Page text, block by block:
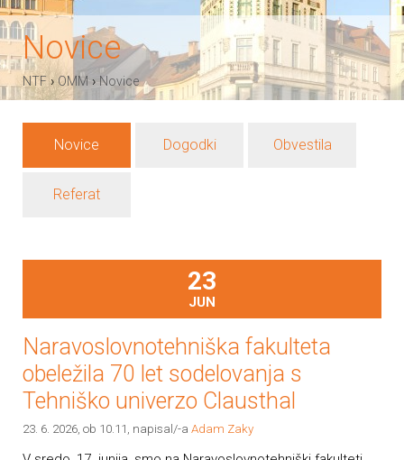
Novice
NTF› OMM ›Novice
Novice Dogodki Obvestila
Referat
23
JUN
Naravoslovnotehniška fakulteta
obeležila 70 let sodelovanja s
Tehniško univerzo Clausthal
23. 6. 2026, ob 10.11 , napisal/-a Adam Zaky